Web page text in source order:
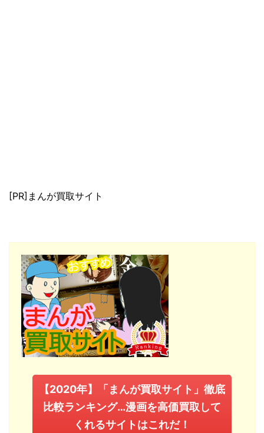
[PR]まんが買取サイト
【2020年】「まんが買取サイト」徹底
比較ランキング…漫画を高価買取して
くれるサイトはこれだ！